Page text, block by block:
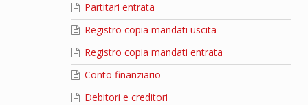
Partitari entrata
Registro copia mandati uscita
Registro copia mandati entrata
Conto finanziario
Debitori e creditori